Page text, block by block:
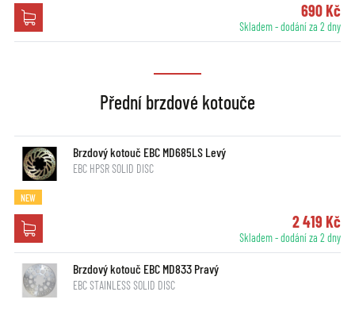
690 Kč
Skladem - dodání za 2 dny
Přední brzdové kotouče
Brzdový kotouč EBC MD685LS Levý
EBC HPSR SOLID DISC
NEW
2 419 Kč
Skladem - dodání za 2 dny
Brzdový kotouč EBC MD833 Pravý
EBC STAINLESS SOLID DISC